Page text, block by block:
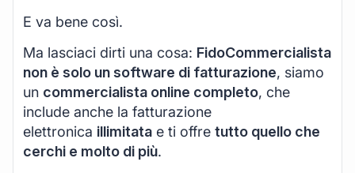
E va bene così.
Ma lasciaci dirti una cosa: FidoCommercialista
non è solo un software di fatturazione, siamo
un commercialista online completo, che
include anche la fatturazione
elettronica illimitata e ti offre tutto quello che
cerchi e molto di più.